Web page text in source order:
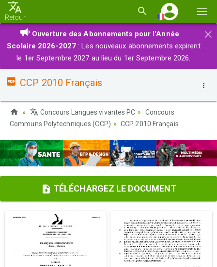
la
Retour
×
Ouverture des Abonnements pour l'Année
Scolaire 2026-2027 : Les nouveaux abonnements expirent
le 1er Septembre 2027 au lieu du 1er Septembre 2026.
CCP 2010 Français
Concours Langues vivantes PC
Concours
Communs Polytechniques (CCP)
CCP 2010 Français
TÉLÉCHARGEZ LE DOCUMENT